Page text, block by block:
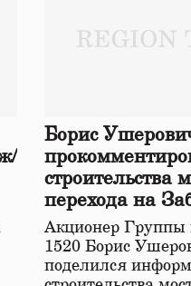
Борис
строительства
перехода на
железной
Акционер Группы
1520 Борис
поделился